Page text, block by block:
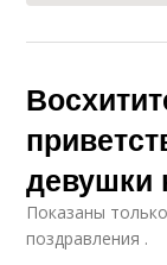
девушки
Показаны
поздравления .